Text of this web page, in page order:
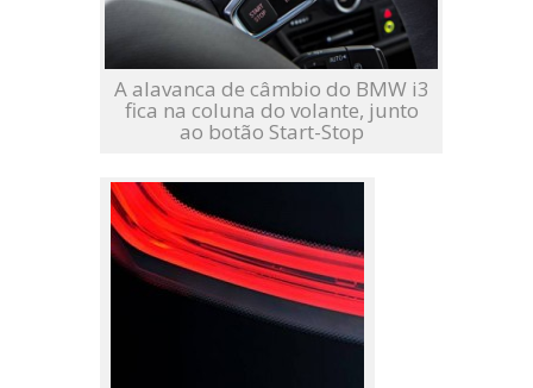
A alavanca de câmbio do BMW i3
fica na coluna do volante, junto
ao botão Start-Stop